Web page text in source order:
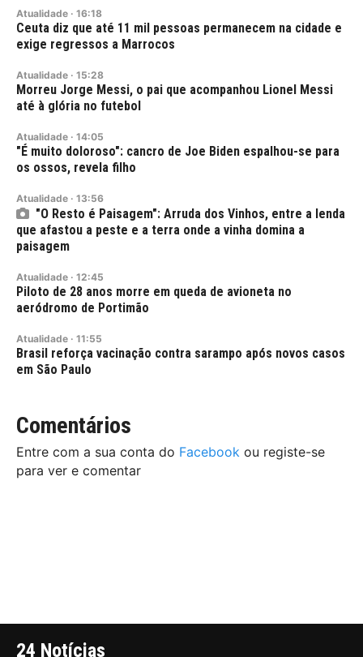
Atualidade · 16:18
Ceuta diz que até 11 mil pessoas permanecem na cidade e
exige regressos a Marrocos
Atualidade · 15:28
Morreu Jorge Messi, o pai que acompanhou Lionel Messi
até à glória no futebol
Atualidade · 14:05
"É muito doloroso": cancro de Joe Biden espalhou-se para
os ossos, revela filho
Atualidade · 13:56
"O Resto é Paisagem": Arruda dos Vinhos, entre a lenda
que afastou a peste e a terra onde a vinha domina a
paisagem
Atualidade · 12:45
Piloto de 28 anos morre em queda de avioneta no
aeródromo de Portimão
Atualidade · 11:55
Brasil reforça vacinação contra sarampo após novos casos
em São Paulo
Comentários
Entre com a sua conta do Facebook ou registe-se
para ver e comentar
24 Notícias